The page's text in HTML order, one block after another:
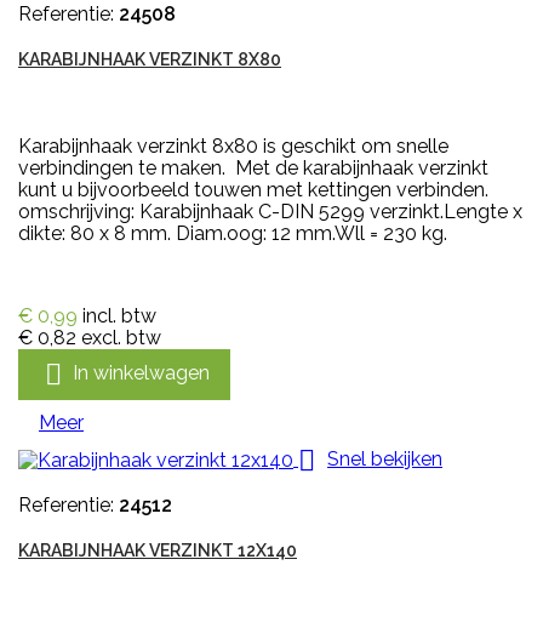
Referentie: 24508
KARABIJNHAAK VERZINKT 8X80
Karabijnhaak verzinkt 8x80 is geschikt om snelle
verbindingen te maken. Met de karabijnhaak verzinkt
kunt u bijvoorbeeld touwen met kettingen verbinden.
omschrijving: Karabijnhaak C-DIN 5299 verzinkt.Lengte x
dikte: 80 x 8 mm. Diam.oog: 12 mm.Wll = 230 kg.
€ 0,99 incl. btw
€ 0,82 excl. btw
 In winkelwagen
Meer
 Snel bekijken
Referentie: 24512
KARABIJNHAAK VERZINKT 12X140